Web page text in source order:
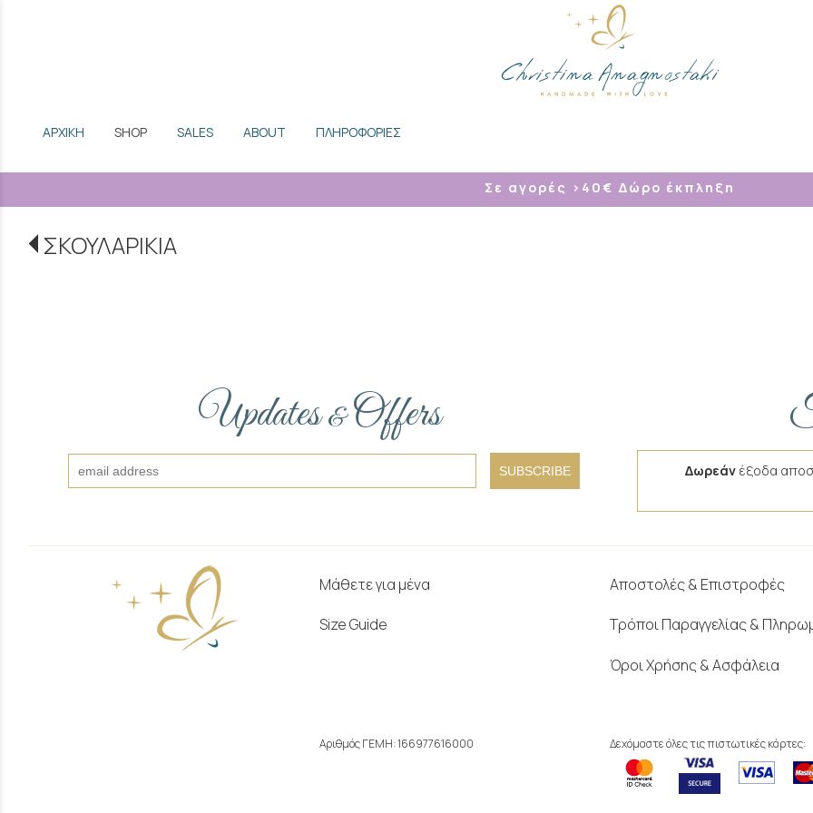
ΑΡΧΙΚΗ SHOP SALES ABOUT ΠΛΗΡΟΦΟΡΙΕΣ
Σε αγορές >40 € Δώρο έκπληξη
ΣΚΟΥΛΑΡΙΚΙΑ
Updates&Offers
SUBSCRIBE Δωρεάν έξοδα
Μάθετε για μένα
Size Guide
Αποστολές & Επιστροφές
Τρόποι Παραγγελίας &
Όροι Χρήσης & Ασφάλεια
Αριθμός ΓΕΜΗ: 166977616000 Δεχόμαστε όλες τις πιστωτικές κάρτες: